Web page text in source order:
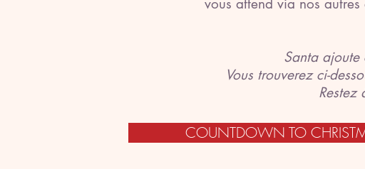
vous attend via nos
Santa ajoute
Vous trouverez ci-
COUNTDOWN TO